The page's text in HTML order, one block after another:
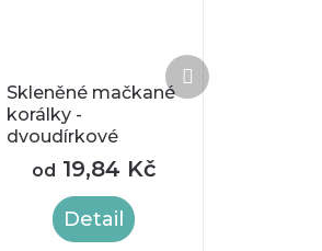
Skleněné mačkané
korálky -
dvoudírkové
DIAMONDUO™
5x8mm - žluté
od 19,84 Kč
Detail
Další
produkt